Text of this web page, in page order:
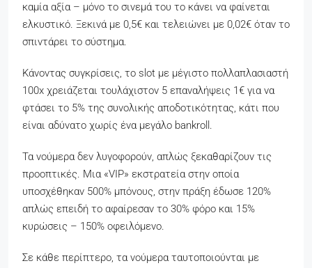
καμία αξία – μόνο το σινεμά του το κάνει να φαίνεται
ελκυστικό. Ξεκινά με 0,5€ και τελειώνει με 0,02€ όταν το
σπιντάρει το σύστημα.
Κάνοντας συγκρίσεις, το slot με μέγιστο πολλαπλασιαστή
100x χρειάζεται τουλάχιστον 5 επαναλήψεις 1€ για να
φτάσει το 5% της συνολικής αποδοτικότητας, κάτι που
είναι αδύνατο χωρίς ένα μεγάλο bankroll.
Τα νούμερα δεν λυγοφορούν, απλώς ξεκαθαρίζουν τις
προοπτικές. Μια «VIP» εκστρατεία στην οποία
υποσχέθηκαν 500% μπόνους, στην πράξη έδωσε 120%
απλώς επειδή το αφαίρεσαν το 30% φόρο και 15%
κυρώσεις – 150% οφειλόμενο.
Σε κάθε περίπτερο, τα νούμερα ταυτοποιούνται με